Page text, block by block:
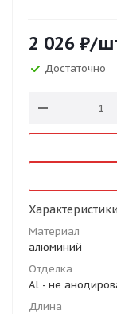
2 026 ₽/
Достаточно
Характеристики
Материал
алюминий
Отделка
Al - не
Длина